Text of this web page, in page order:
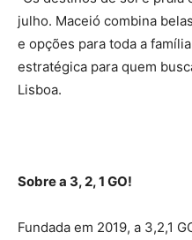
julho. Maceió combina
e opções para toda a
estratégica para quem
Lisboa.
Sobre a 3, 2, 1 GO!
Fundada em 2019, a 3,2,1